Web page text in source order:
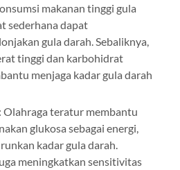
makanan tinggi gula
sederhana dapat
gula darah. Sebaliknya,
tinggi dan karbohidrat
menjaga kadar gula darah
Olahraga teratur membantu
glukosa sebagai energi,
kadar gula darah.
meningkatkan sensitivitas